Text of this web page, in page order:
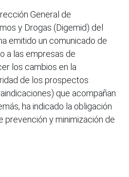
General de
y Drogas (Digemid) del
emitido un comunicado de
a las empresas de
los cambios en la
de los prospectos
que acompañan
ha indicado la obligación
prevención y minimización de